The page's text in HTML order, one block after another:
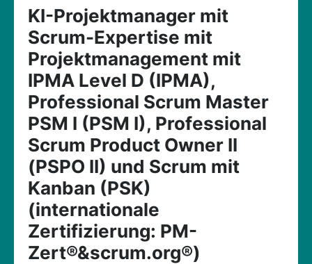
KI-Projektmanager mit
Scrum-Expertise mit
Projektmanagement mit
IPMA Level D (IPMA),
Professional Scrum Master
PSM I (PSM I), Professional
Scrum Product Owner II
(PSPO II) und Scrum mit
Kanban (PSK)
(internationale
Zertifizierung: PM-
Zert®&scrum.org®)